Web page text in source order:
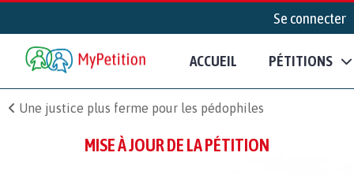
Se connecter
ACCUEIL PÉTITIONS
Une justice plus ferme pour les pédophiles
MISE À JOUR DE LA PÉTITION